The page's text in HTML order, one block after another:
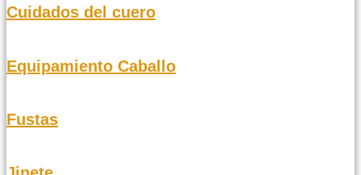
Cuidados del cuero
Equipamiento Caballo
Fustas